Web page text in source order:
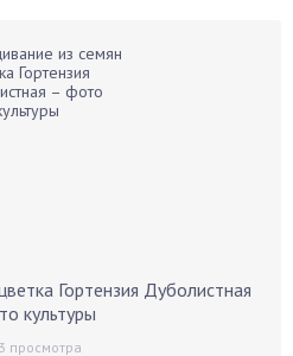
Гортензия Дуболистная
культуры
просмотра